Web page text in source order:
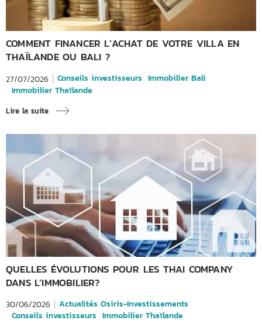
COMMENT FINANCER L’ACHAT DE VOTRE VILLA EN
THAÏLANDE OU BALI ?
27/07/2026 Conseils investisseurs Immobilier Bali
Immobilier Thaïlande
Lire la suite
QUELLES ÉVOLUTIONS POUR LES THAI COMPANY
DANS L’IMMOBILIER?
30/06/2026
Actualités Osiris-Investissements
Conseils investisseurs Immobilier Thaïlande